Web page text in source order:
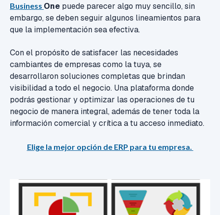
Business One puede parecer algo muy sencillo, sin
embargo, se deben seguir algunos lineamientos para
que la implementación sea efectiva.
Con el propósito de satisfacer las necesidades
cambiantes de empresas como la tuya, se
desarrollaronsoluciones completas que brindan
visibilidad a todo el negocio. Una plataforma donde
podrás gestionar y optimizar las operaciones de tu
negocio de manera integral, además de tener toda la
información comercial y crítica a tu acceso inmediato.
Elige la mejor opción de ERP para tu empresa.